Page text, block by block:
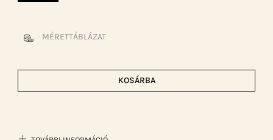
MÉRETTÁBLÁZAT
KOSÁRBA